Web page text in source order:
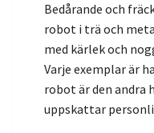
Bedårande och
robot i trä och
med kärlek och
Varje exemplar är
robot är den andra
uppskattar